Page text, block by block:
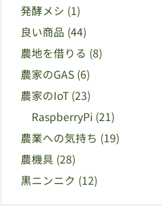
発酵メシ (1)
良い商品 (44)
農地を借りる (8)
農家のGAS (6)
農家のIoT (23)
RaspberryPi (21)
農業への気持ち (19)
農機具 (28)
黒ニンニク (12)